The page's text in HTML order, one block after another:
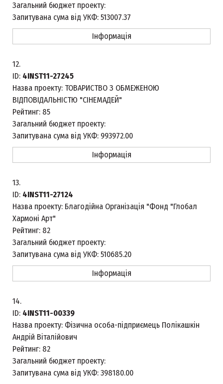
Загальний бюджет проекту:
Запитувана сума від УКФ: 513007.37
Інформація
12.
ID: 4INST11-27245
Назва проекту: ТОВАРИСТВО З ОБМЕЖЕНОЮ
ВІДПОВІДАЛЬНІСТЮ "СІНЕМАДЕЙ"
Рейтинг: 85
Загальний бюджет проекту:
Запитувана сума від УКФ: 993972.00
Інформація
13.
ID: 4INST11-27124
Назва проекту: Благодійна Організація "Фонд "Глобал
Хармоні Арт"
Рейтинг: 82
Загальний бюджет проекту:
Запитувана сума від УКФ: 510685.20
Інформація
14.
ID: 4INST11-00339
Назва проекту: Фізична особа-підприємець Полікашкін
Андрій Віталійович
Рейтинг: 82
Загальний бюджет проекту:
Запитувана сума від УКФ: 398180.00